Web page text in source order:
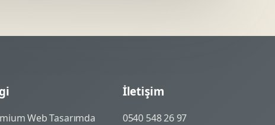
Web Tasarımda
İletişim
0540 548 26 97